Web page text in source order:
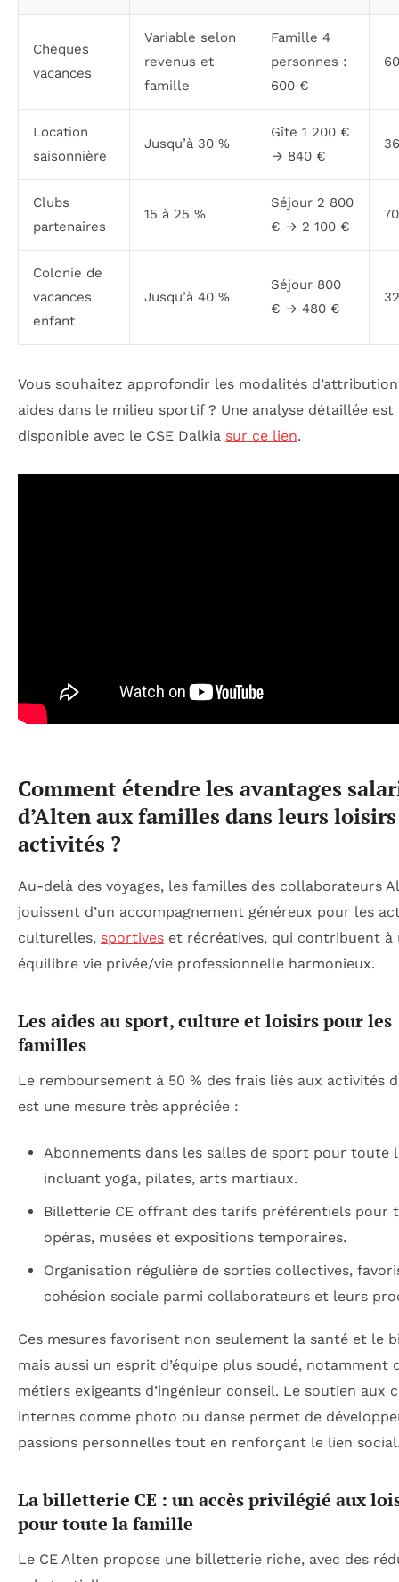
Chèques
vacances
Variable selon
revenus et
famille
Famille 4
personnes :
600 €
Location
saisonnière
Jusqu’à 30 %
Gîte 1 200 €
→ 840 €
Clubs
partenaires
15 à 25 %
Séjour 2 800
€ → 2 100 €
Colonie de
vacances
enfant
Jusqu’à 40 %
Séjour 800
€ → 480 €
Vous souhaitez approfondir les modalités
aides dans le milieu sportif ? Une analyse détaillée est
disponible avec le CSE Dalkia sur ce lien.
Comment étendre les avantages
d’Alten aux familles dans leurs
activités ?
Au-delà des voyages, les familles des collaborateurs
jouissent d’un accompagnement généreux pour les
culturelles, sportives et récréatives, qui contribuent à
équilibre vie privée/vie professionnelle harmonieux.
Les aides au sport, culture et loisirs pour les
familles
Le remboursement à 50 % des frais liés aux activités
est une mesure très appréciée :
Abonnements dans les salles de sport pour toute
incluant yoga, pilates, arts martiaux.
Billetterie CE offrant des tarifs préférentiels pour
opéras, musées et expositions temporaires.
Organisation régulière de sorties collectives,
cohésion sociale parmi collaborateurs et leurs
Ces mesures favorisent non seulement la santé et le
mais aussi un esprit d’équipe plus soudé, notamment
métiers exigeants d’ingénieur conseil. Le soutien aux
internes comme photo ou danse permet de
passions personnelles tout en renforçant le lien
La billetterie CE : un accès privilégié aux
pour toute la famille
Le CE Alten propose une billetterie riche, avec des